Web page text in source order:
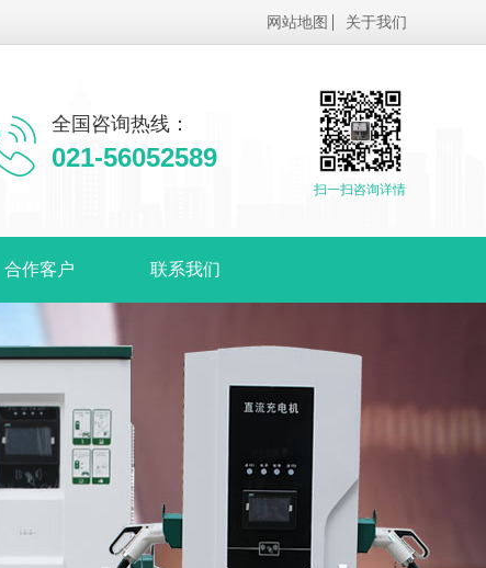
网站地图 关于我们
扫一扫咨询详情
全国咨询热线：
021-56052589
合作客户 联系我们